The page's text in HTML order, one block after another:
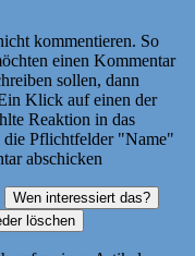
kommentieren. So
einen Kommentar
sollen, dann
Klick auf einen der
Reaktion in das
die Pflichtfelder "Name"
abschicken